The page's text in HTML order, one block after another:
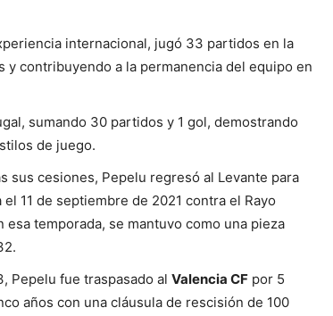
internacional, jugó 33 partidos en la
y contribuyendo a la permanencia del equipo en
sumando 30 partidos y 1 gol, demostrando
de juego.
sus cesiones, Pepelu regresó al Levante para
11 de septiembre de 2021 contra el Rayo
temporada, se mantuvo como una pieza
Pepelu fue traspasado al Valencia CF por 5
años con una cláusula de rescisión de 100